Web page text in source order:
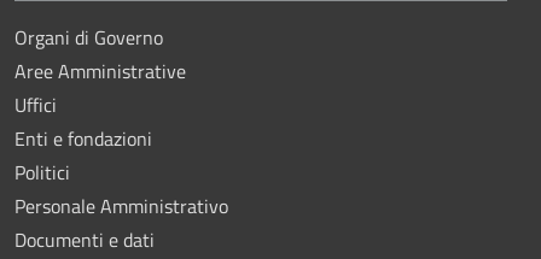
Organi di Governo
Aree Amministrative
Uffici
Enti e fondazioni
Politici
Personale Amministrativo
Documenti e dati